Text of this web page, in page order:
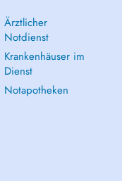
Ärztlicher
Notdienst
Krankenhäuser im
Dienst
Notapotheken